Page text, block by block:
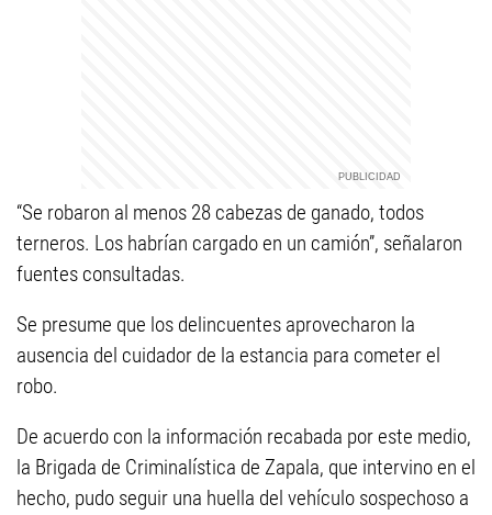
“Se robaron al menos 28 cabezas de ganado, todos
terneros. Los habrían cargado en un camión”, señalaron
fuentes consultadas.
Se presume que los delincuentes aprovecharon la
ausencia del cuidador de la estancia para cometer el
robo.
De acuerdo con la información recabada por este medio,
la Brigada de Criminalística de Zapala, que intervino en el
hecho, pudo seguir una huella del vehículo sospechoso a